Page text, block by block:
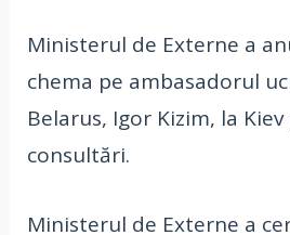
Ministerul de Externe a
chema pe ambasadorul
Belarus, Igor Kizim, la
consultări.
Ministerul de Externe a